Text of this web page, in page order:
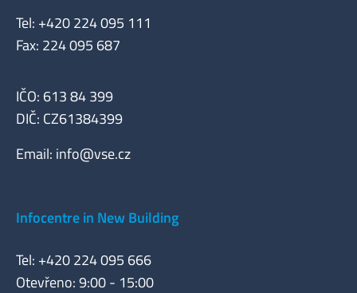
Tel: +420 224 095 111
Fax: 224 095 687
IČO: 613 84 399
DIČ: CZ61384399
Email: info@vse.cz
Infocentre in New Building
Tel: +420 224 095 666
Otevřeno: 9:00 - 15:00